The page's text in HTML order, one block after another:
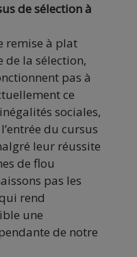
de sélection à
remise à plat
de la sélection,
pas à
ce
sociales,
du cursus
leur réussite
de flou
pas les
rend
une
de notre